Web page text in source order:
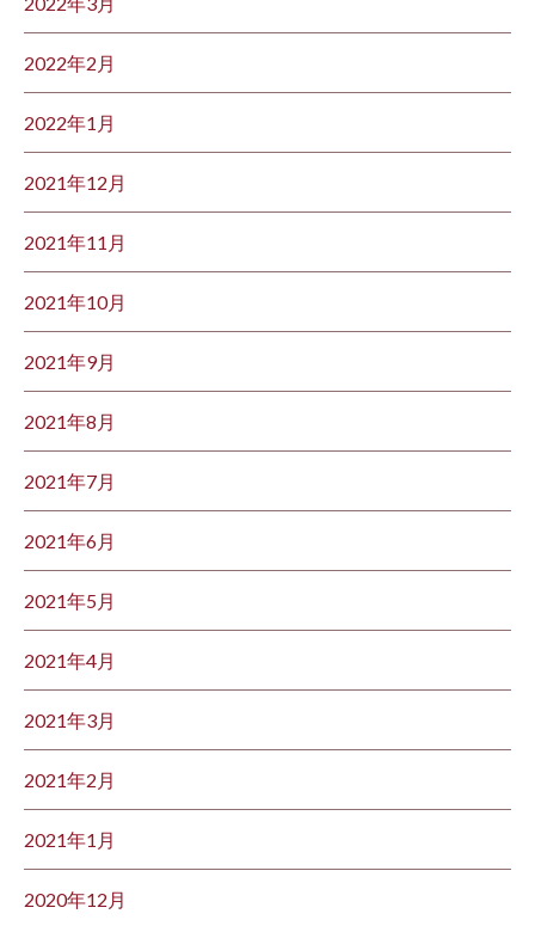
2022年2月
2022年1月
2021年12月
2021年11月
2021年10月
2021年9月
2021年8月
2021年7月
2021年6月
2021年5月
2021年4月
2021年3月
2021年2月
2021年1月
2020年12月